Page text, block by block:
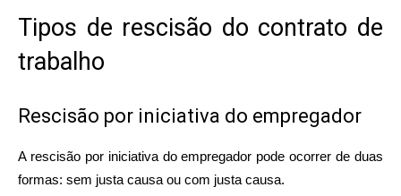
Tipos de rescisão do contrato de
trabalho
Rescisão por iniciativa do empregador
A rescisão por iniciativa do empregador pode ocorrer de duas
formas: sem justa causa ou com justa causa.